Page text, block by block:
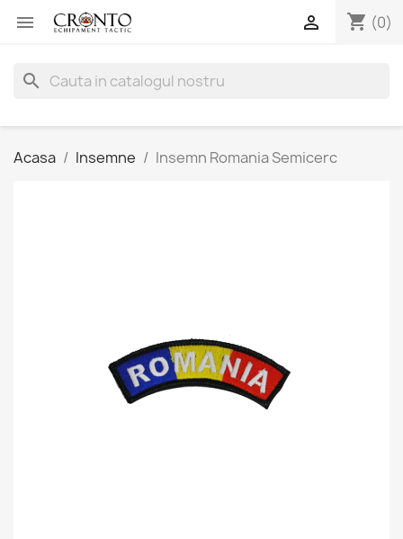
 shopping_cart (0)

search
Acasa Insemne Insemn Romania Semicerc